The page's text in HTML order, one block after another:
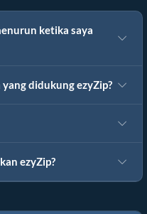
ketika saya
didukung ezyZip?
ezyZip?